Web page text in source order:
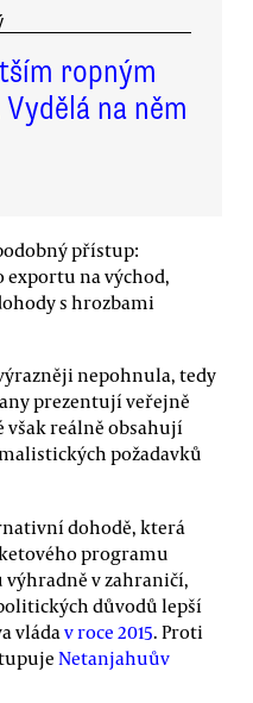
ropným
na něm
přístup:
na východ,
s hrozbami
nepohnula, tedy
prezentují veřejně
reálně obsahují
požadavků
dohodě, která
programu
v zahraničí,
důvodů lepší
vláda v roce 2015. Proti
Netanjahuův